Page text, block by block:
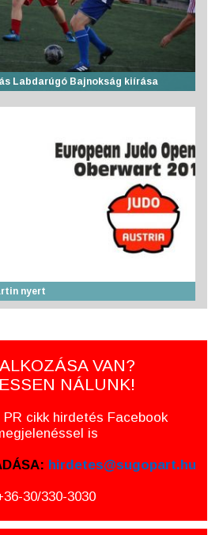
Labdarúgó Bajnokság kiírása
nyert
VAN?
NÁLUNK!
PR cikk hirdetés Facebook
is
hirdetes@sugopart.hu
30/330-3030